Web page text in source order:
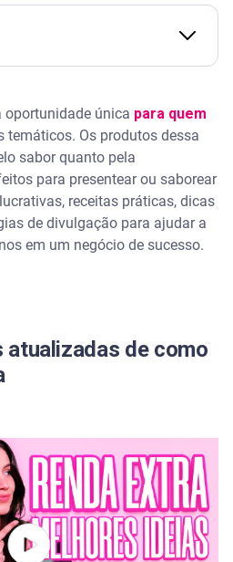
para começar a vender
Natal
Natal e dicas de preparo
para venda
oportunidade única para quem
temáticos. Os produtos dessa
sabor quanto pela
para presentear ou saborear
receitas práticas, dicas
de divulgação para ajudar a
em um negócio de sucesso.
de como